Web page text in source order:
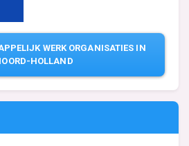
WERK ORGANISATIES IN
HOLLAND